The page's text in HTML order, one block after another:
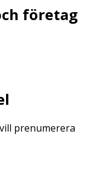
företag
prenumerera